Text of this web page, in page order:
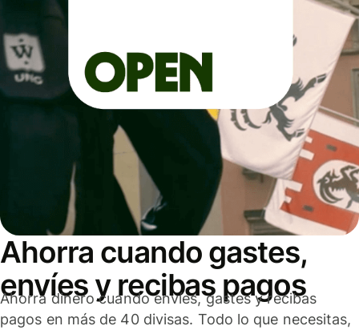
Ahorra cuando gastes,
envíes y recibas pagos
Ahorra dinero cuando envíes, gastes y recibas
pagos en más de 40 divisas. Todo lo que necesitas,